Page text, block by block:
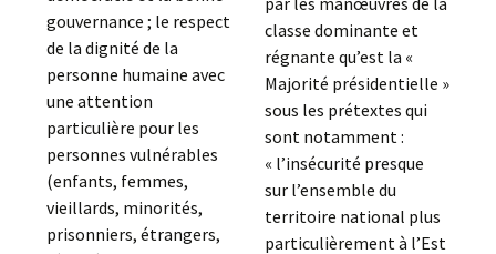
gouvernance ; le respect
de la dignité de la
personne humaine avec
une attention
particulière pour les
personnes vulnérables
(enfants, femmes,
vieillards, minorités,
prisonniers, étrangers,
classe dominante et
régnante qu’est la «
Majorité présidentielle »
sous les prétextes qui
sont notamment :
« l’insécurité presque
sur l’ensemble du
territoire national plus
particulièrement à l’Est